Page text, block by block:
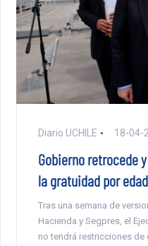
Diario UCHILE 18-04-
Gobierno retrocede
la gratuidad por edad
Tras una semana de
Hacienda y Segpres, el
no tendrá restricciones de